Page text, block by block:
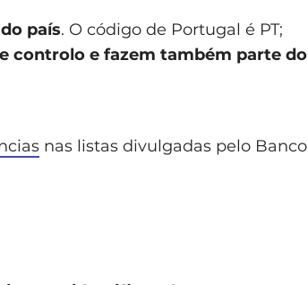
país. O código de Portugal é PT;
controlo e fazem também parte do
nas listas divulgadas pelo Banco